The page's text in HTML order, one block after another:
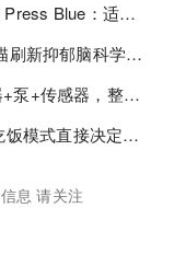
实锤！蛋白质真不是"多多益善"！Cell Press Blue：适度限蛋白，反而拉长健康寿命！
Nat Mental Health：两万余人大脑扫描刷新抑郁脑科学认知！抑郁不只是情绪病，视觉、运动脑区同步受损！
官宣 | CPC Biotech正式成立：连接器+泵+传感器，整合生物制药流体管理解决方案！
J Nutri 3万人膳食网络发现：这三种吃饭模式直接决定心血管风险与寿命长短！
息 请关注